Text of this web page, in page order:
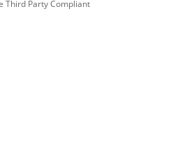
Third Party Compliant